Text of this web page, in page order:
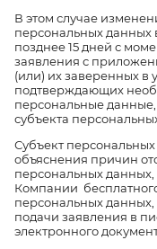
В этом случае
персональных данных
позднее 15 дней с
заявления с
(или) их заверенных в
подтверждающих
персональные
субъекта
Субъект
объяснения причин
персональных данных,
Компании
персональных
подачи заявления в
электронного